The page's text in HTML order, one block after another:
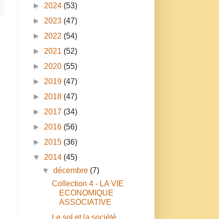
► 2024 (53)
► 2023 (47)
► 2022 (54)
► 2021 (52)
► 2020 (55)
► 2019 (47)
► 2018 (47)
► 2017 (34)
► 2016 (56)
► 2015 (36)
▼ 2014 (45)
▼décembre (7)
Collection 4 - LA VIE
ECONOMIQUE
ASSOCIATIVE
Le sol et la société